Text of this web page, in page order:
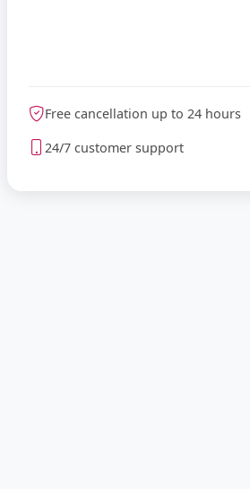
Free cancellation up to 24 hours
24/7 customer support